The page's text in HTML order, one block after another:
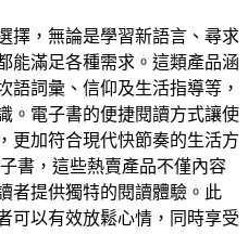
擇，無論是學習新語言、尋求
能滿足各種需求。這類產品涵
語詞彙、信仰及生活指導等，
。電子書的便捷閱讀方式讓使
更加符合現代快節奏的生活方
書，這些熱賣產品不僅內容
者提供獨特的閱讀體驗。此
可以有效放鬆心情，同時享受